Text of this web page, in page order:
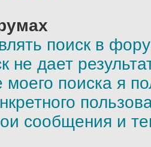
поиск в
не дает
моего поиска я
сообщения и